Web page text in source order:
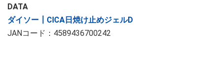
DATA
ダイソー┃CICA日焼け止めジェルD
JANコード：4589436700242